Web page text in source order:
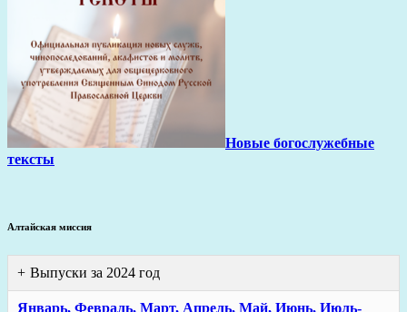
Новые богослужебные
тексты
Алтайская миссия
Выпуски за 2024 год
Январь, Февраль, Март, Апрель, Май, Июнь, Июль-